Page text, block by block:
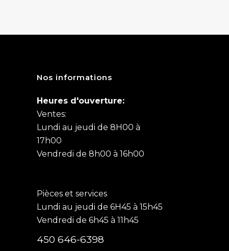
Nos informations
Heures d'ouverture:
Ventes:
Lundi au jeudi de 8H00 à
17h00
Vendredi de 8h00 à 16h00
Pièces et services
Lundi au jeudi de 6H45 à 15h45
Vendredi de 6h45 à 11h45
450 646-6398